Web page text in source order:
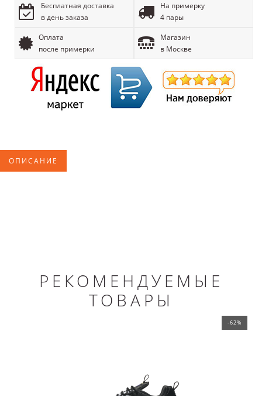
Бесплатная доставка
в день заказа
На примерку
4 пары
Оплата
после примерки
Магазин
в Москве
ОПИСАНИЕ
РЕКОМЕНДУЕМЫЕ
ТОВАРЫ
-62%